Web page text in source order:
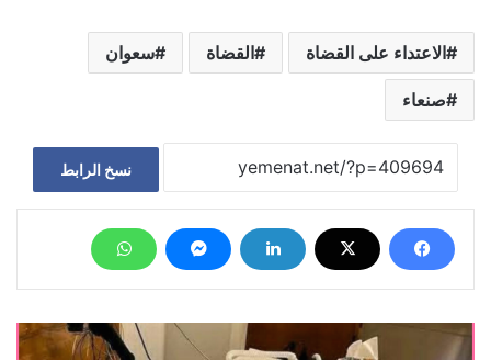
الاعتداء على القضاة القضاة سعوان
صنعاء
نسخ الرابط